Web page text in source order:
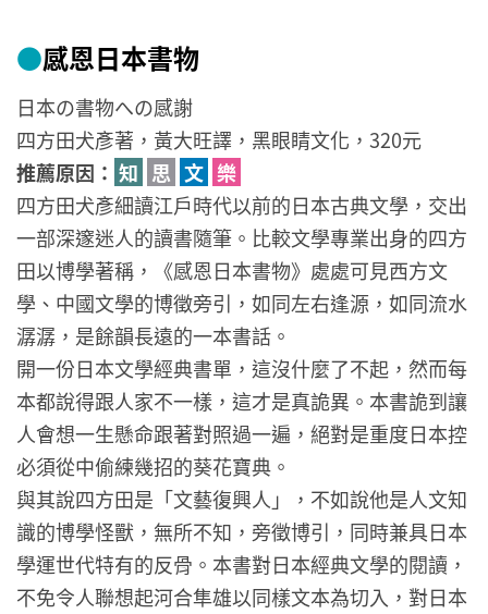
●感恩日本書物
日本の書物への感謝
四方田犬彥著，黃大旺譯，黑眼睛文化，320元
推薦原因： 知 思 文 樂
四方田犬彥細讀江戶時代以前的日本古典文學，交出
一部深邃迷人的讀書隨筆。比較文學專業出身的四方
田以博學著稱，《感恩日本書物》處處可見西方文
學、中國文學的博徵旁引，如同左右逢源，如同流水
潺潺，是餘韻長遠的一本書話。
開一份日本文學經典書單，這沒什麼了不起，然而每
本都說得跟人家不一樣，這才是真詭異。本書詭到讓
人會想一生懸命跟著對照過一遍，絕對是重度日本控
必須從中偷練幾招的葵花寶典。
與其說四方田是「文藝復興人」，不如說他是人文知
識的博學怪獸，無所不知，旁徵博引，同時兼具日本
學運世代特有的反骨。本書對日本經典文學的閱讀，
不免令人聯想起河合隼雄以同樣文本為切入，對日本